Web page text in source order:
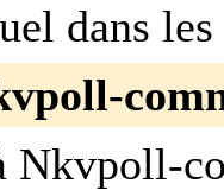
dans
Nkvpoll-